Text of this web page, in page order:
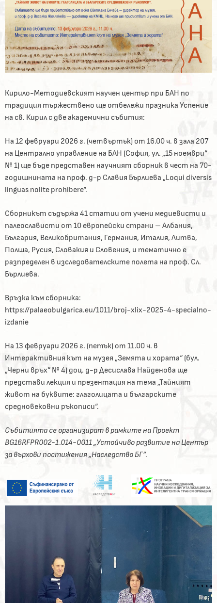
Кирило-Методиевският научен център при БАН по
традиция тържествено ще отбележи празника Успение
на св. Кирил с две академични събития:
На 12 февруари 2026 г. (четвъртък) от 16.00 ч. в зала 207
на Централно управление на БАН (София, ул. „15 ноември“
№ 1) ще бъде представен научният сборник в чест на 70-
годишнината на проф. д-р Славия Бърлиева „Loqui diversis
linguas nolite prohibere“.
Сборникът съдържа 41 статии от учени медиевисти и
палеослависти от 10 европейски страни – Албания,
България, Великобритания, Германия, Италия, Литва,
Полша, Русия, Словакия и Словения, и тематично е
разпределен в изследователските полета на проф. Сл.
Бърлиева.
Връзка към сборника:
https://palaeobulgarica.eu/1011/broj-xlix-2025-4-specialno-
izdanie
На 13 февруари 2026 г. (петък) от 11.00 ч. в
Интерактивния кът на музея „Земята и хората“ (бул.
„Черни връх“ № 4) доц. д-р Десислава Найденова ще
представи лекция и презентация на тема „Тайният
живот на буквите: глаголицата и българските
средновековни ръкописи“.
Събитията се организират в рамките на Проект
BG16RFPR002-1.014-0011 „Устойчиво развитие на Център
за върхови постижения „Наследство БГ“.